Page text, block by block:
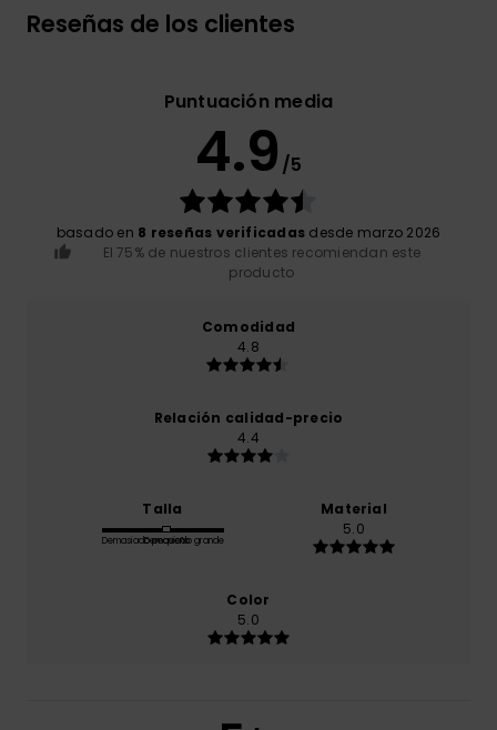
Reseñas de los clientes
Puntuación media
4.9 /5
basado en 8 reseñas verificadas desde marzo 2026
El 75% de nuestros clientes recomiendan este
producto
Comodidad
4.8
Relación calidad-precio
4.4
Talla
Demasiado pequeño
Demasiado grande
Material
5.0
Color
5.0